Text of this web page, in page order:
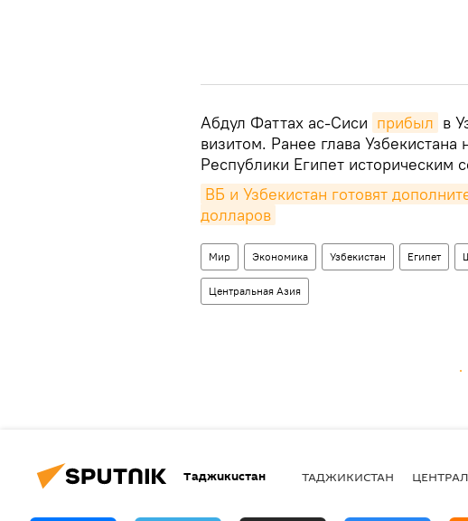
Абдул Фаттах ас-Сиси прибыл в
визитом. Ранее глава
Республики Египет историческим
ВБ и Узбекистан готовят
долларов
Мир Экономика Узбекистан Египет
Центральная Азия
Таджикистан ТАДЖИКИСТАН